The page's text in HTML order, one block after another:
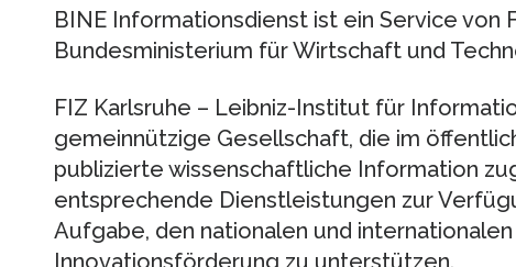
BINE Informationsdienst ist ein Service von
Bundesministerium für Wirtschaft und
FIZ Karlsruhe – Leibniz-Institut für
gemeinnützige Gesellschaft, die im
publizierte wissenschaftliche Information
entsprechende Dienstleistungen zur
Aufgabe, den nationalen und